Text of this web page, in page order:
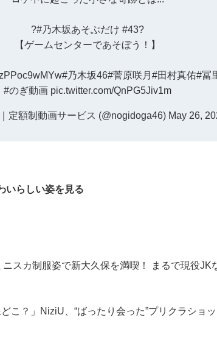
?#乃木坂あそぶだけ #43?
【ゲームセンターであそぼう！】
#乃木坂46#菅原咲月 #田村真佑#冨
#のぎ動画 pic.twitter.com/QnPG5Jiv1m
定額制動画サービス (@nogidoga46) May 26,
いらしい姿を見る
スカ制服姿で新大久保を満喫！ まるで現役JK
こ？」NiziU、“ばったり会った”プリクラショ